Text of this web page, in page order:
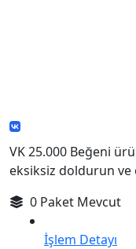
VK 25.000 Beğeni
eksiksiz doldurun ve
0 Paket Mevcut
İşlem Detayı